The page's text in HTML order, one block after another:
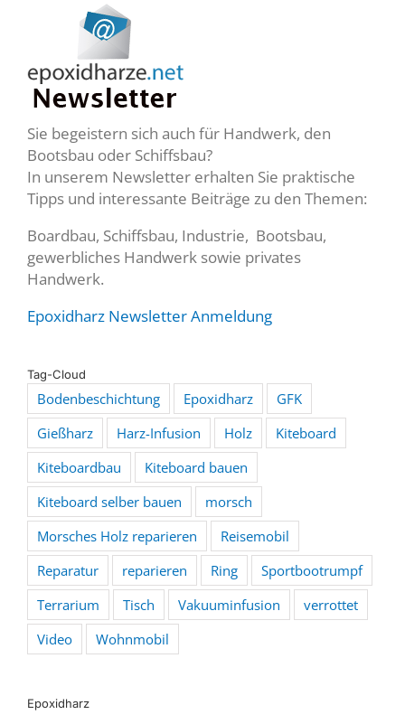
Sie begeistern sich auch für Handwerk, den
Bootsbau oder Schiffsbau?
In unserem Newsletter erhalten Sie praktische
Tipps und interessante Beiträge zu den Themen:
Boardbau, Schiffsbau, Industrie, Bootsbau,
gewerbliches Handwerk sowie privates
Handwerk.
Epoxidharz Newsletter Anmeldung
Tag-Cloud
Bodenbeschichtung Epoxidharz
GFK
Gießharz
Harz-Infusion Holz
Kiteboard
Kiteboardbau
Kiteboard bauen
Kiteboard selber bauen
morsch
Morsches Holz reparieren
Reisemobil
Reparatur
reparieren Ring
Sportbootrumpf
Terrarium
Tisch Vakuuminfusion
verrottet
Video
Wohnmobil
Epoxidharz